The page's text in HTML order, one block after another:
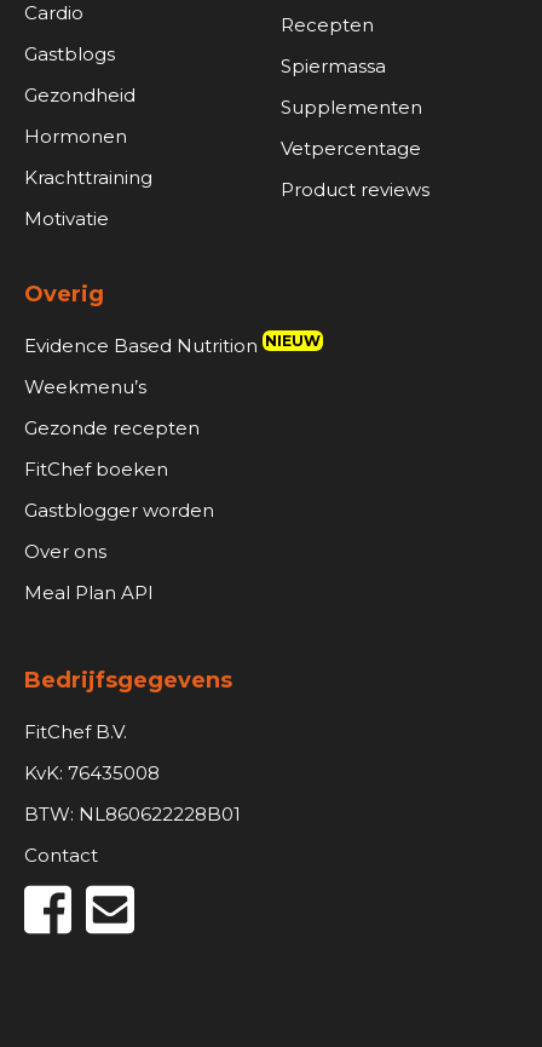
Cardio
Gastblogs
Gezondheid
Hormonen
Krachttraining
Motivatie
Recepten
Spiermassa
Supplementen
Vetpercentage
Product reviews
Overig
Evidence Based Nutrition NIEUW
Weekmenu’s
Gezonde recepten
FitChef boeken
Gastblogger worden
Over ons
Meal Plan API
Bedrijfsgegevens
FitChef B.V.
KvK: 76435008
BTW: NL860622228B01
Contact